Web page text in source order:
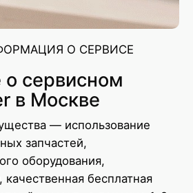
О СЕРВИСЕ
сервисном
в Москве
— использование
запчастей,
оборудования,
бесплатная